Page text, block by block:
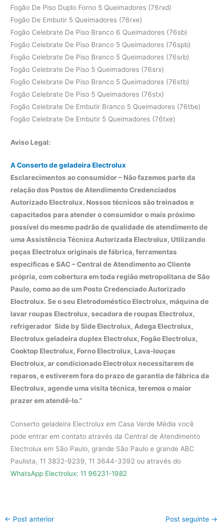
Fogão De Piso Duplo Forno 5 Queimadores (76rxd)
Fogão De Embutir 5 Queimadores (76rxe)
Fogão Celebrate De Piso Branco 6 Queimadores (76sb)
Fogão Celebrate De Piso Branco 5 Queimadores (76spb)
Fogão Celebrate De Piso Branco 5 Queimadores (76srb)
Fogão Celebrate De Piso 5 Queimadores (76srx)
Fogão Celebrate De Piso Branco 5 Queimadores (76stb)
Fogão Celebrate De Piso 5 Queimadores (76stx)
Fogão Celebrate De Embutir Branco 5 Queimadores (76tbe)
Fogão Celebrate De Embutir 5 Queimadores (76txe)
Aviso Legal:
A Conserto de geladeira Electrolux
Esclarecimentos ao consumidor – Não fazemos parte da
relação dos Postos de Atendimento Credenciados
Autorizado Electrolux. Nossos técnicos são treinados e
capacitados para atender o consumidor o mais próximo
possível do mesmo padrão de qualidade de atendimento de
uma Assistência Técnica Autorizada Electrolux, Utilizando
peças Electrolux originais de fábrica, ferramentas
especificas e SAC – Central de Atendimento ao Cliente
própria, com cobertura em toda região metropolitana de São
Paulo, como ao de um Posto Credenciado Autorizado
Electrolux. Se o seu Eletrodoméstico Electrolux, máquina de
lavar roupas Electrolux, secadora de roupas Electrolux,
refrigerador Side by Side Electrolux, Adega Electrolux,
Electrolux geladeira duplex Electrolux, Fogão Electrolux,
Cooktop Electrolux, Forno Electrolux, Lava-louças
Electrolux, ar condicionado Electrolux necessitarem de
reparos, e estiverem fora do prazo de garantia de fábrica da
Electrolux, agende uma visita técnica, teremos o maior
prazer em atendê-lo.”
Conserto geladeira Electrolux em Casa Verde Média você
pode entrar em contato através da Central de Atendimento
Electrolux em São Paulo, grande São Paulo e grande ABC
Paulista, 11 3832-9239, 11 3644-3392 ou através do
WhatsApp Electrolux: 11 96231-1982
← Post anterior Post seguinte →